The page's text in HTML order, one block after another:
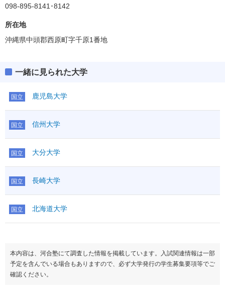
国際地域創造（夜間主）学部
偏差値
教育学部
偏差値 37.5～47.5
工学部
偏差値 42.5
農学部
医学部
偏差値 47.5～62.5
098-895-8141･8142
所在地
沖縄県中頭郡西原町字千原1番地
一緒に見られた大学
国立 鹿児島大学
国立 信州大学
国立 大分大学
国立 長崎大学
国立 北海道大学
本内容は、河合塾にて調査した情報を掲載しています。入試関連情報は一部
予定を含んでいる場合もありますので、必ず大学発行の学生募集要項等でご
確認ください。